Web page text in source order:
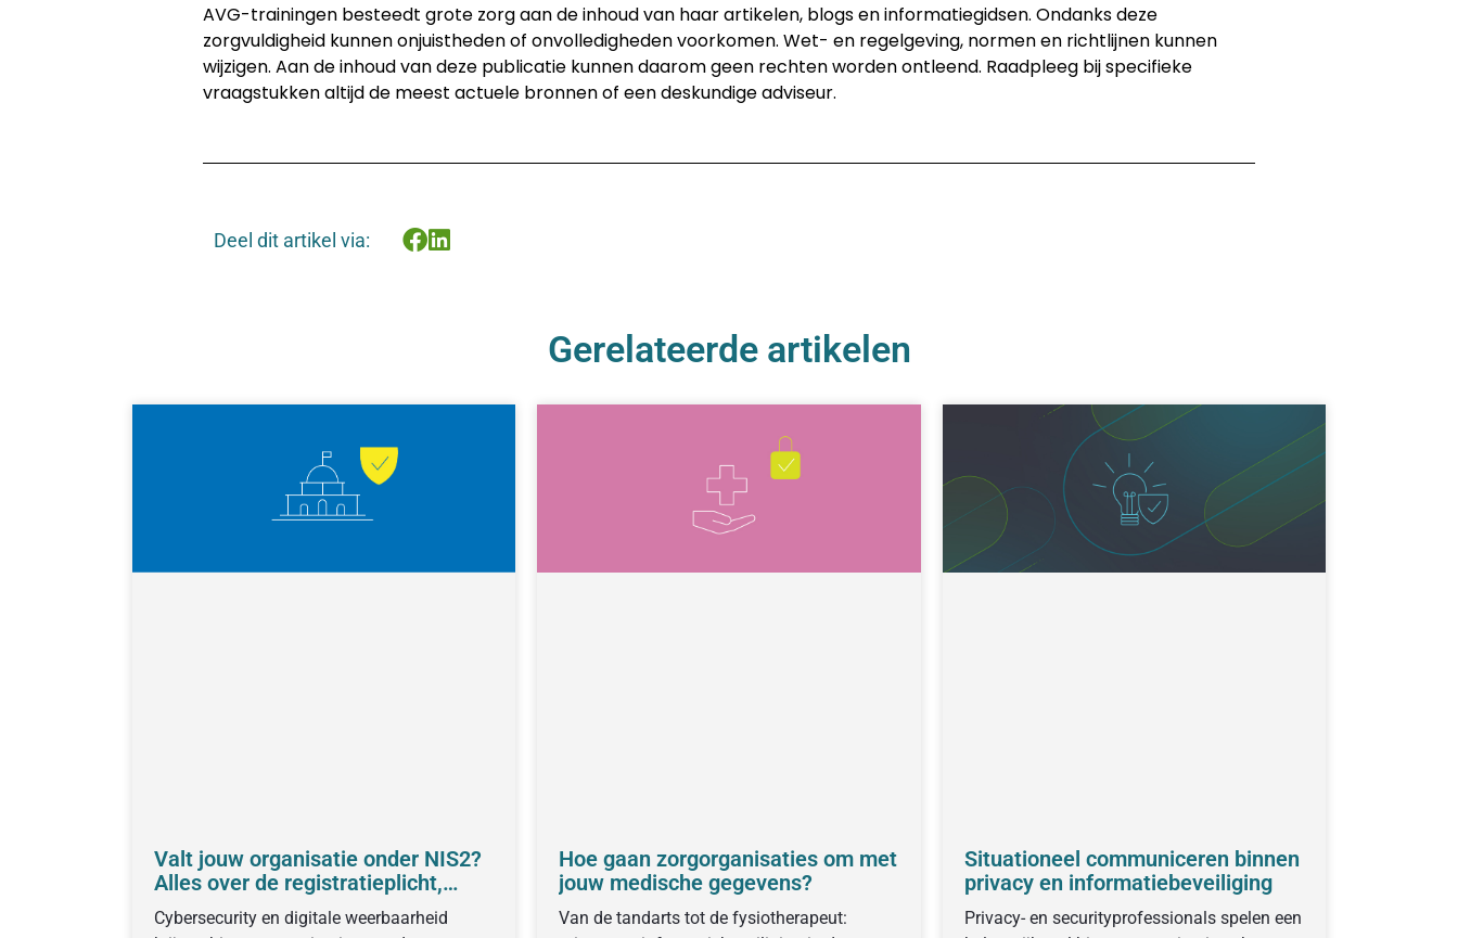
AVG-trainingen besteedt grote zorg aan de inhoud van haar artikelen, blogs en informatiegidsen. Ondanks deze
zorgvuldigheid kunnen onjuistheden of onvolledigheden voorkomen. Wet- en regelgeving, normen en richtlijnen kunnen
wijzigen. Aan de inhoud van deze publicatie kunnen daarom geen rechten worden ontleend. Raadpleeg bij specifieke
vraagstukken altijd de meest actuele bronnen of een deskundige adviseur.
Deel dit artikel via:
Gerelateerde artikelen
Valt jouw organisatie onder NIS2?
Alles over de registratieplicht,
verplichtingen en voorbereiding
Cybersecurity en digitale weerbaarheid
Hoe gaan zorgorganisaties om met
jouw medische gegevens?
Van de tandarts tot de fysiotherapeut:
Situationeel communiceren binnen
privacy en informatiebeveiliging
Privacy- en securityprofessionals spelen een